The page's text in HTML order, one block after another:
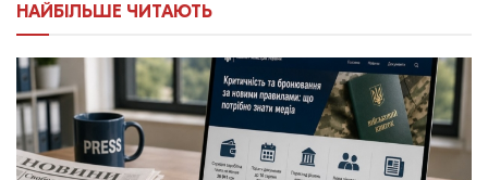
НАЙБІЛЬШЕ ЧИТАЮТЬ